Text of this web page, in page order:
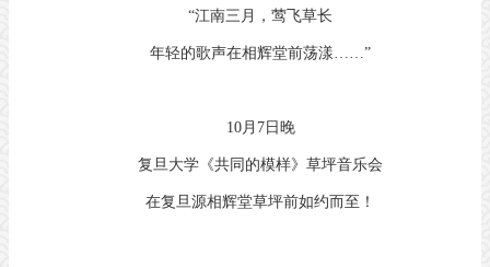
“江南三月，莺飞草长
年轻的歌声在相辉堂前荡漾……”
10月7日晚
复旦大学《共同的模样》草坪音乐会
在复旦源相辉堂草坪前如约而至！